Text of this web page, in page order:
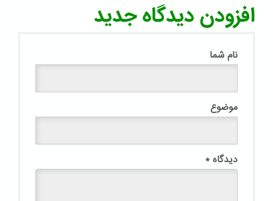
افزودن دیدگاه جدید
نام شما
موضوع
دیدگاه *